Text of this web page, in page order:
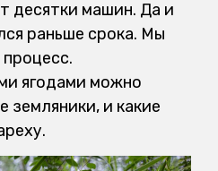
десятки машин. Да и
раньше срока. Мы
ягодами можно
земляники, и какие